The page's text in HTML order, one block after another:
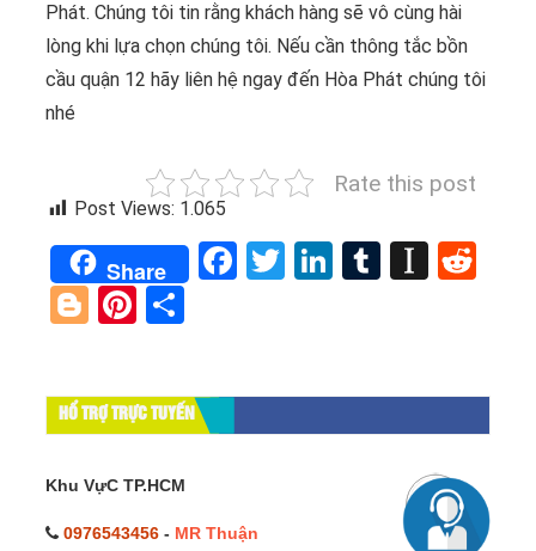
Phát. Chúng tôi tin rằng khách hàng sẽ vô cùng hài
lòng khi lựa chọn chúng tôi. Nếu cần thông tắc bồn
cầu quận 12 hãy liên hệ ngay đến Hòa Phát chúng tôi
nhé
Rate this post
Post Views: 1.065
Share Facebook
TwitterLinkedIn
Tumblr
BloggerPinterest
HỔ TRỢ TRỰC TUYẾN
Khu VựC TP.HCM
0976543456 - MR Thuận